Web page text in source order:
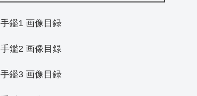
手鑑1 画像目録
手鑑2 画像目録
手鑑3 画像目録